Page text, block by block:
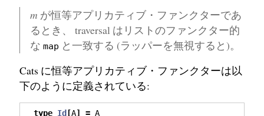
m が恒等アプリカティブ・ファンクターであ
るとき、 traversal はリストのファンクター的
なmap と一致する (ラッパーを無視すると)。
Cats に恒等アプリカティブ・ファンクターは以
下のように定義されている:
type Id [A] = A